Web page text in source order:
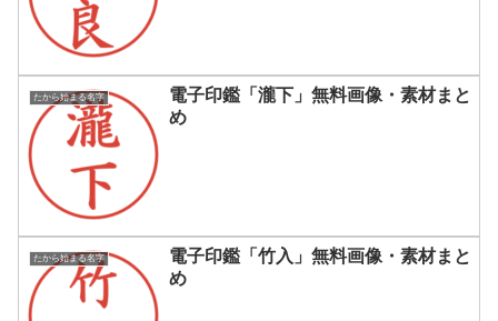
たから始まる名字
電子印鑑「瀧下」無料画像・素材まと
め
たから始まる名字
電子印鑑「竹入」無料画像・素材まと
め